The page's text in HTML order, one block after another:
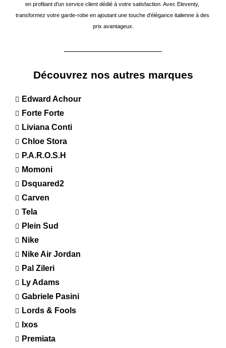
en profitant d'un service client dédié à votre satisfaction. Avec Eleventy,
transformez votre garde-robe en ajoutant une touche d'élégance italienne à des
prix avantageux.
Découvrez nos autres marques
Edward Achour
Forte Forte
Liviana Conti
Chloe Stora
P.A.R.O.S.H
Momoni
Dsquared2
Carven
Tela
Plein Sud
Nike
Nike Air Jordan
Pal Zileri
Ly Adams
Gabriele Pasini
Lords & Fools
Ixos
Premiata